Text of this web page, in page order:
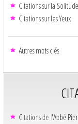
Citations sur la Solitude
Citations sur les Yeux
Autres mots clés
Citations de l'Abbé